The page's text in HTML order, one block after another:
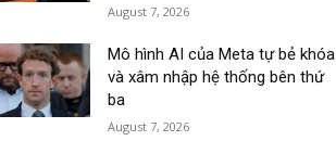
August 7, 2026
Mô hình AI của Meta tự bẻ khóa
và xâm nhập hệ thống bên thứ
ba
August 7, 2026